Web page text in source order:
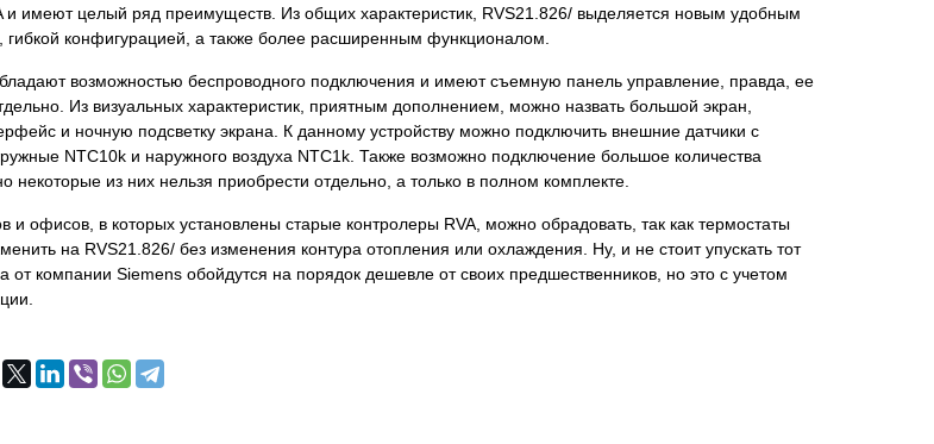
и имеют целый ряд преимуществ. Из общих характеристик, RVS21.826/ выделяется новым удобным
конфигурацией, а также более расширенным функционалом.
возможностью беспроводного подключения и имеют съемную панель управление, правда, ее
Из визуальных характеристик, приятным дополнением, можно назвать большой экран,
и ночную подсветку экрана. К данному устройству можно подключить внешние датчики с
NTC10k и наружного воздуха NTC1k. Также возможно подключение большое количества
некоторые из них нельзя приобрести отдельно, а только в полном комплекте.
и офисов, в которых установлены старые контролеры RVA, можно обрадовать, так как термостаты
на RVS21.826/ без изменения контура отопления или охлаждения. Ну, и не стоит упускать тот
от компании Siemens обойдутся на порядок дешевле от своих предшественников, но это с учетом